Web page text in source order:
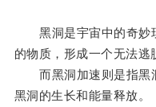
黑洞是宇宙中的奇妙
的物质，形成一个无法逃
而黑洞加速则是指黑
黑洞的生长和能量释放。